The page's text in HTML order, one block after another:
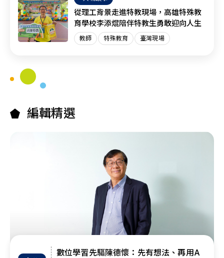
從理工背景走進特教現場，高雄特殊教
育學校李添焜陪伴特教生勇敢迎向人生
教師 特殊教育 臺灣現場
編輯精選
數位學習先驅陳德懷：先有想法、再用A